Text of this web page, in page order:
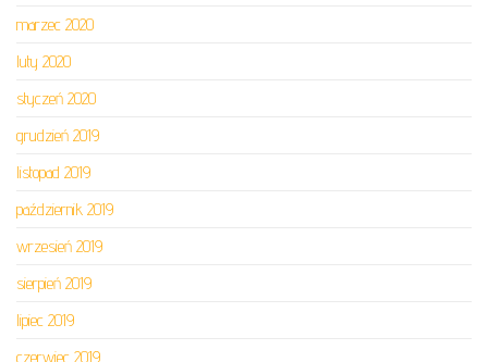
marzec 2020
luty 2020
styczeń 2020
grudzień 2019
listopad 2019
październik 2019
wrzesień 2019
sierpień 2019
lipiec 2019
czerwiec 2019